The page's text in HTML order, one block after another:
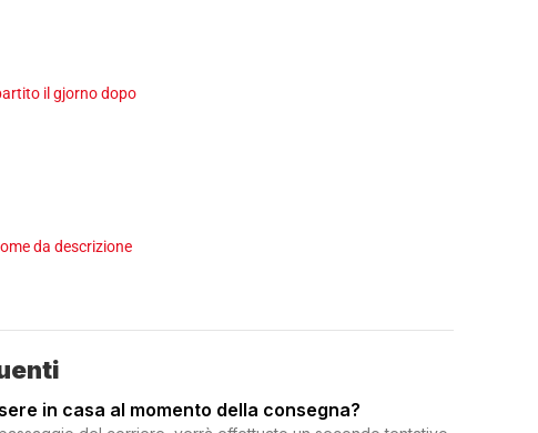
il gjorno dopo
da descrizione
in casa al momento della consegna?